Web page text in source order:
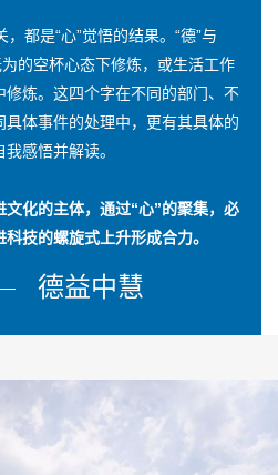
，都是“心”觉悟的结果。“德”与
的空杯心态下修炼，或生活工作
修炼。这四个字在不同的部门、不
体事件的处理中，更有其具体的
感悟并解读。
文化的主体，通过“心”的聚集，必
技的螺旋式上升形成合力。
德益中慧